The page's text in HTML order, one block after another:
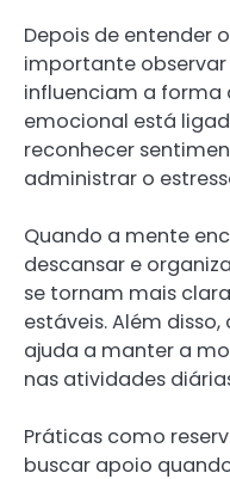
Depois de entender
importante
influenciam a forma
emocional está
reconhecer
administrar o
Quando a mente
descansar e
se tornam mais
estáveis. Além
ajuda a manter a
nas atividades
Práticas como
buscar apoio